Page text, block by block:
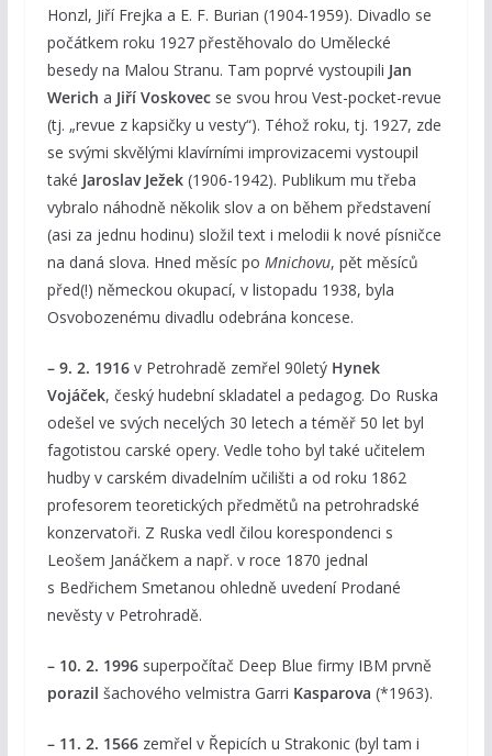
Honzl, Jiří Frejka a E. F. Burian (1904-1959). Divadlo se
počátkem roku 1927 přestěhovalo do Umělecké
besedy na Malou Stranu. Tam poprvé vystoupili Jan
Werich a Jiří Voskovecse svou hrou Vest-pocket-revue
(tj. „revue z kapsičky u vesty“). Téhož roku, tj. 1927, zde
se svými skvělými klavírními improvizacemi vystoupil
také Jaroslav Ježek (1906-1942). Publikum mu třeba
vybralo náhodně několik slov a on během představení
(asi za jednu hodinu) složil text i melodii k nové písničce
na daná slova. Hned měsíc po Mnichovu, pět měsíců
před(!) německou okupací, v listopadu 1938, byla
Osvobozenému divadlu odebrána koncese.
– 9. 2. 1916 v Petrohradě zemřel 90letý Hynek
Vojáček, český hudební skladatel a pedagog. Do Ruska
odešel ve svých necelých 30 letech a téměř 50 let byl
fagotistou carské opery. Vedle toho byl také učitelem
hudby v carském divadelním učilišti a od roku 1862
profesorem teoretických předmětů na petrohradské
konzervatoři. Z Ruska vedl čilou korespondenci s
Leošem Janáčkem a např. v roce 1870 jednal
s Bedřichem Smetanou ohledně uvedení Prodané
nevěsty v Petrohradě.
– 10. 2. 1996superpočítač Deep Blue firmy IBM prvně
porazil šachového velmistra Garri Kasparova (*1963).
– 11. 2. 1566 zemřel v Řepicích u Strakonic (byl tam i